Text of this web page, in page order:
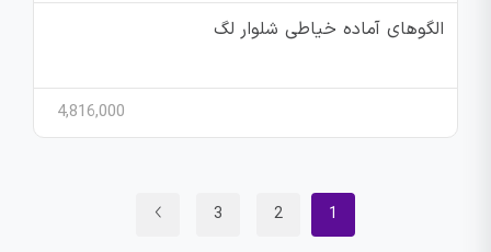
الگوهای آماده خیاطی شلوار لگ
4,816,000
1
2
3